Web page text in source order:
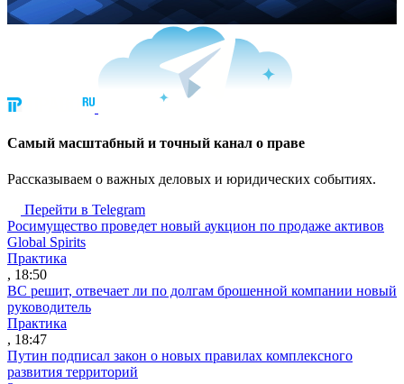
Cамый масштабный и точный канал о праве
Рассказываем о важных деловых и юридических событиях.
Перейти в Telegram
Росимущество проведет новый аукцион по продаже активов
Global Spirits
Практика
, 18:50
ВС решит, отвечает ли по долгам брошенной компании новый
руководитель
Практика
, 18:47
Путин подписал закон о новых правилах комплексного
развития территорий